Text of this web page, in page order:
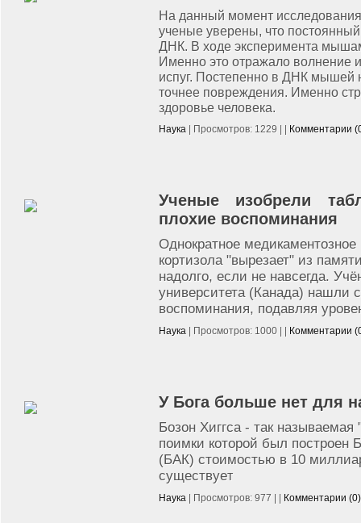
На данный момент
ученые уверены, что
ДНК. В ходе эксперимента
Именно это отражало волнение
испуг. Постепенно в ДНК мышей
точнее повреждения. Именно
здоровье человека.
Наука | Просмотров: 1229 | | Комментарии
Ученые изобрели
плохие воспоминания
Однократное
кортизола "вырезает" из
надолго, если не навсегда.
университета (Канада) нашли
воспоминания, подавляя
Наука | Просмотров: 1000 | | Комментарии
У Бога больше нет для
Бозон Хиггса - так
поимки которой был
(БАК) стоимостью в 10
существует
Наука | Просмотров: 977 | | Комментарии (0)